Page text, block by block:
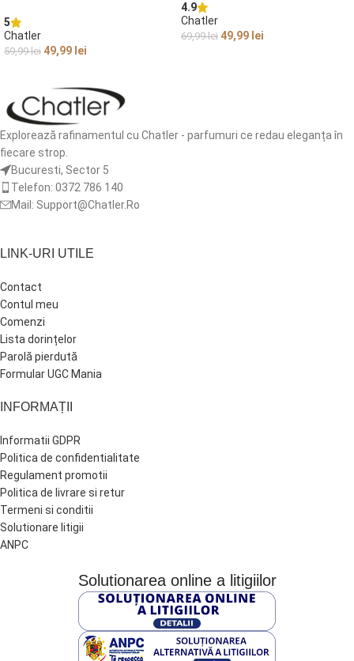
5
Chatler
59,99lei 49,99 lei
4.9
Chatler
69,99lei 49,99 lei
Explorează rafinamentul cu Chatler - parfumuri ce redau eleganța în
fiecare strop.
Bucuresti, Sector 5
Telefon: 0372 786 140
Mail: Support@Chatler.Ro
LINK-URI UTILE
Contact
Contul meu
Comenzi
Lista dorințelor
Parolă pierdută
Formular UGC Mania
INFORMAȚII
Informatii GDPR
Politica de confidentialitate
Regulament promotii
Politica de livrare si retur
Termeni si conditii
Solutionare litigii
ANPC
Solutionarea online a litigiilor